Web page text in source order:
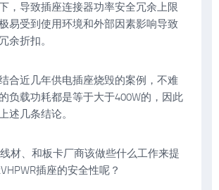
，导致插座连接器功率安全冗余上限
易受到使用环境和外部因素影响导致
余折扣。
合近几年供电插座烧毁的案例，不难
负载功耗都是等于大于400W的，因此
述几条结论。
材、和板卡厂商该做些什么工作来提
插座的安全性呢？